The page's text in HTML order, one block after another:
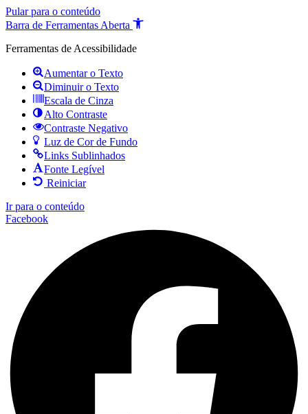
Pular para o conteúdo
Barra de Ferramentas Aberta
Ferramentas de Acessibilidade
Aumentar o Texto
Diminuir o Texto
Escala de Cinza
Alto Contraste
Contraste Negativo
Luz de Cor de Fundo
Links Sublinhados
Fonte Legível
Reiniciar
Ir para o conteúdo
Facebook